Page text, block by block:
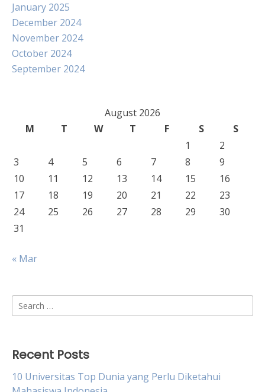
January 2025
December 2024
November 2024
October 2024
September 2024
August 2026
M
T W T F S
S
1
2
3
4 5 6 7 8
9
10
11 12 13 14 15
16
17
18 19 20 21 22
23
24
25 26 27 28 29
30
31
« Mar
Search
for:
Recent Posts
10 Universitas Top Dunia yang Perlu Diketahui